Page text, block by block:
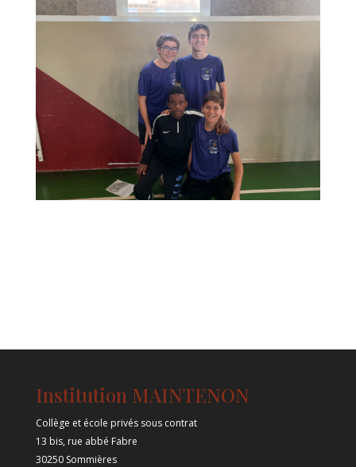
Institution MAINTENON
Collège et école privés sous contrat
13 bis, rue abbé Fabre
30250 Sommières